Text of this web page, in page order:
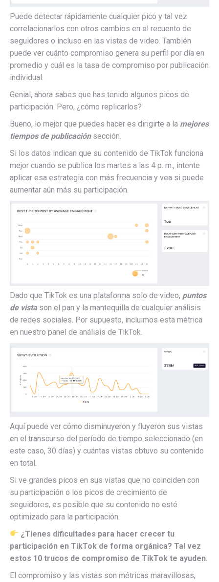
Puede detectar rápidamente cualquier pico y tal vez
correlacionarlos con otros cambios en el recuento de
seguidores o incluso en las vistas de video. También
puede ver cuánto compromiso genera su perfil por día en
promedio y cuál es la tasa de compromiso por publicación
individual.
Genial, ahora sabes que has tenido algunos picos de
participación. Pero, ¿cómo replicarlos?
Bueno, lo mejor que puedes hacer es dirigirte a la mejores
tiempos de publicaciónsección.
Si los datos indican que su contenido de TikTok funciona
mejor cuando se publica los martes a las 4 p. m., intente
aplicar esa estrategia con más frecuencia y vea si puede
aumentar aún más su participación.
Dado que TikTok es una plataforma solo de video, puntos
de vista son el pan y la mantequilla de cualquier análisis
de redes sociales. Por supuesto, incluimos esta métrica
en nuestro panel de análisis de TikTok.
Aquí puede ver cómo disminuyeron y fluyeron sus vistas
en el transcurso del período de tiempo seleccionado (en
este caso, 30 días) y cuántas vistas obtuvo su contenido
en total.
Si ve grandes picos en sus vistas que no coinciden con
su participación o los picos de crecimiento de
seguidores, es posible que su contenido no esté
optimizado para la participación.
¿Tienes dificultades para hacer crecer tu
participación en TikTok de forma orgánica? Tal vez
estos 10 trucos de compromiso de TikTok te ayuden.
El compromiso y las vistas son métricas maravillosas,